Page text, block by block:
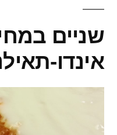
שניים
אינדו-